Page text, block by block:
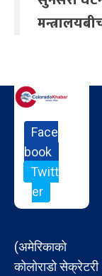
Face
book
Twitt
er
(अमेरिकाको
कोलोराडो सेक्रेटरी